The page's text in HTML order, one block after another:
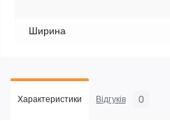
Ширина
Характеристики Відгуків 0